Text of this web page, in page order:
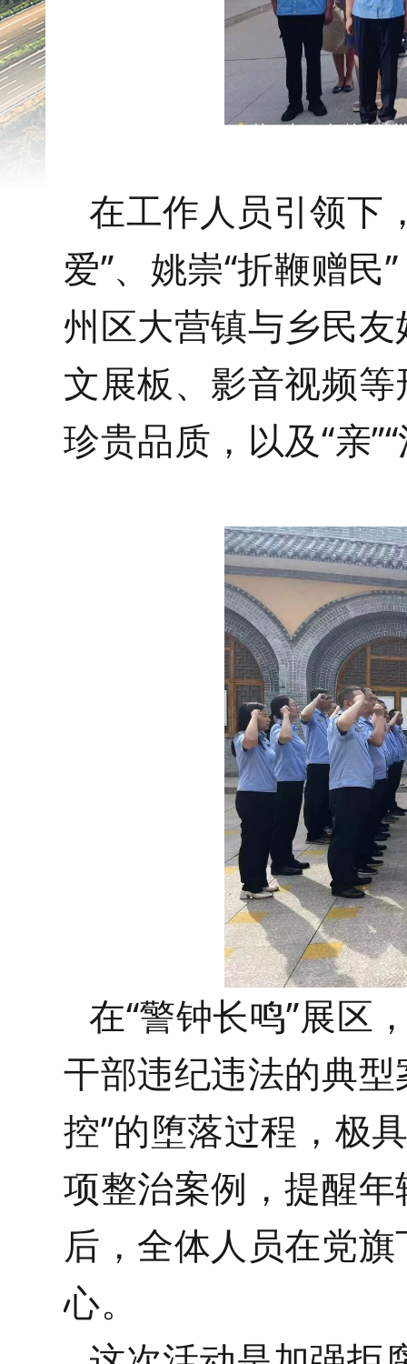
在工作人员引领下
爱”、姚崇“折鞭赠
州区大营镇与乡民
文展板、影音视频
珍贵品质，以及“亲
在“警钟长鸣”展区
干部违纪违法的典型
控”的堕落过程，极
项整治案例，提醒
后，全体人员在党
心。